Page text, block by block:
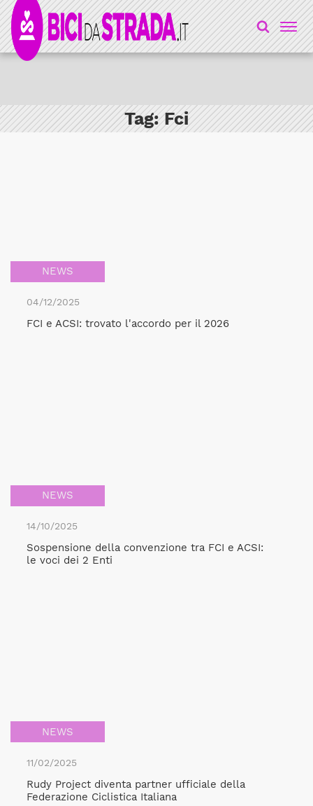
Tag:Fci
NEWS
04/12/2025
FCI e ACSI: trovato l'accordo per il 2026
NEWS
14/10/2025
Sospensione della convenzione tra FCI e ACSI:
le voci dei 2 Enti
NEWS
11/02/2025
Rudy Project diventa partner ufficiale della
Federazione Ciclistica Italiana